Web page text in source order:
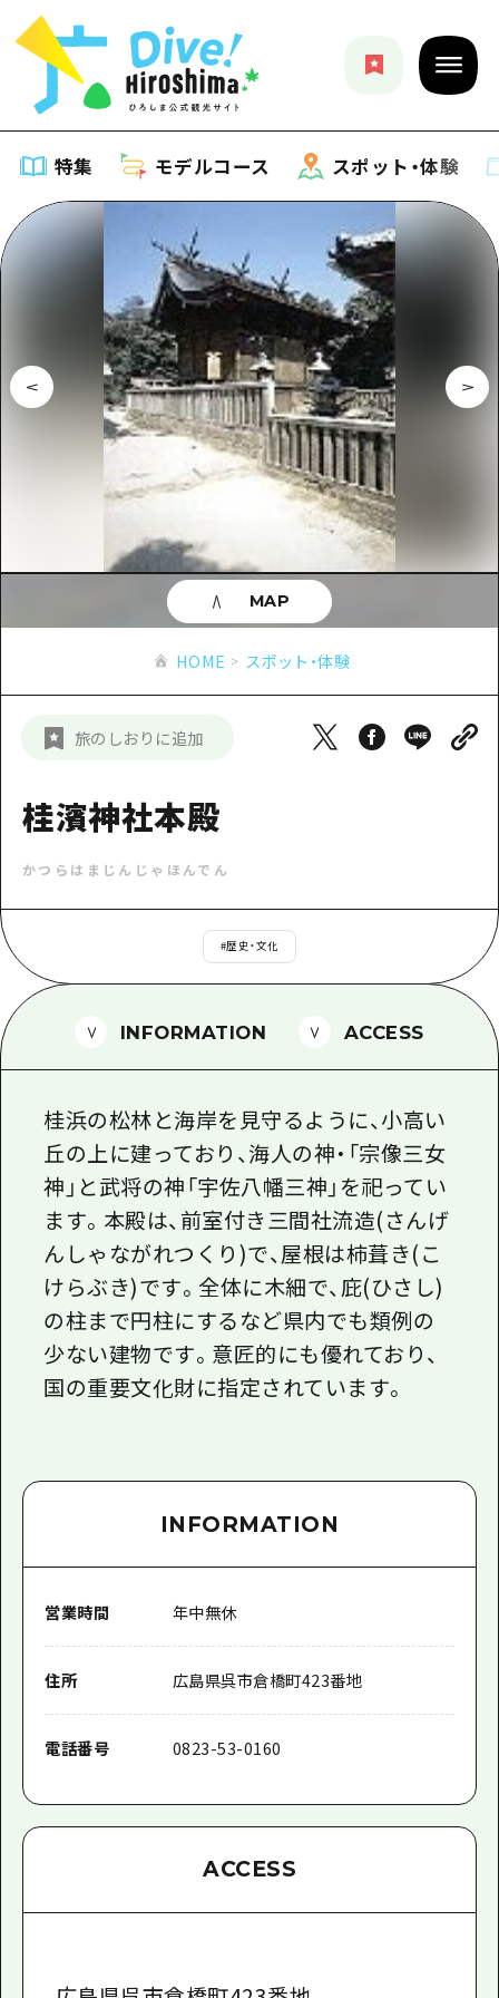
特集 モデルコース スポット・体験
特集
特集一覧
おすすめ
アート
イベント・祭り
グルメ・酒
サイクリング
ショッピング
スポーツ
ナイトライフ
定番
モデルコース
モデルコース一覧
Dive! Hiroshima 公式ガイド
広島もしもトラベル
あたらしい非日常
広島市周辺
安芸
備北
芸北
山口県東部
弾丸
日帰り
2泊3日
スポット・体験
スポット・体験一覧
広島市周辺
備後
備北
芸北
山口県東部
愛媛県
島根県
イベント
お役立ち情報
お役立ち情報一覧
アクセス
お得な周遊チケット
HIROSHIMA FREE Wi-Fi
観光案内所
広島県を訪れる外国人旅行者向け情報一
ボランティアガイド
ユニバーサルツーリズム
ガイドブック
広島県の魅力を動画でご紹介！
よくあるご質問
メディア掲載情報
フォトダウンロード
関連リンク
新着情報
事業者・学校関係者の皆さま
HOME スポット・体験
旅のしおりに追加
桂濱神社本殿
かつらはまじんじゃほんでん
#歴史・文化
MAP
INFORMATION ACCESS
桂浜の松林と海岸を見守るように、小高い
丘の上に建っており、海人の神・「宗像三女
神」と武将の神「宇佐八幡三神」を祀ってい
ます。本殿は、前室付き三間社流造(さんげ
んしゃながれつくり)で、屋根は柿葺き(こ
けらぶき)です。全体に木細で、庇(ひさし)
の柱まで円柱にするなど県内でも類例の
少ない建物です。意匠的にも優れており、
国の重要文化財に指定されています。
INFORMATION
営業時間 年中無休
住所 広島県呉市倉橋町423番地
電話番号 0823-53-0160
ACCESS